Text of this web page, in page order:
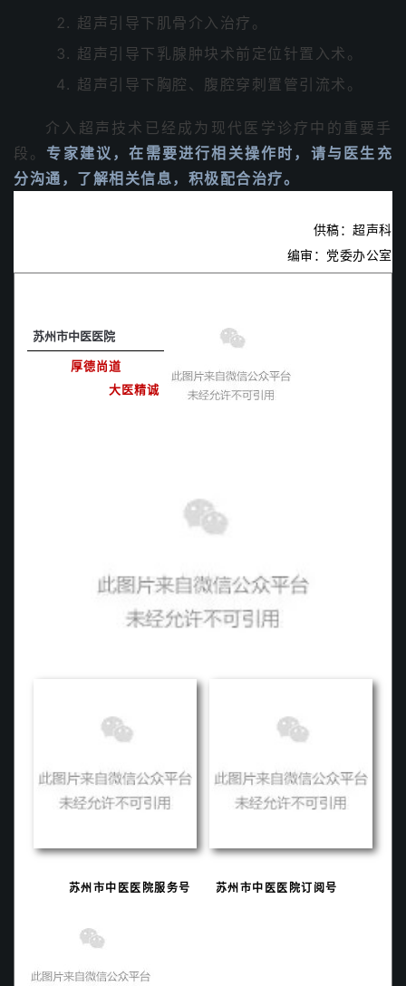
超声引导下肌骨介入治疗。
超声引导下乳腺肿块术前定位针置入术。
超声引导下胸腔、腹腔穿刺置管引流术。
介入超声技术已经成为现代医学诊疗中的重要手
段。 专家建议，在 需要进行相关操作时，请与医生充
分沟通，了解相关信息，积极配合治疗。
供稿：超声科
编审： 党委办公室
苏州市中医医院
厚德尚道
大医精诚
苏州市中医医院服务号 苏州市中医医院订阅号